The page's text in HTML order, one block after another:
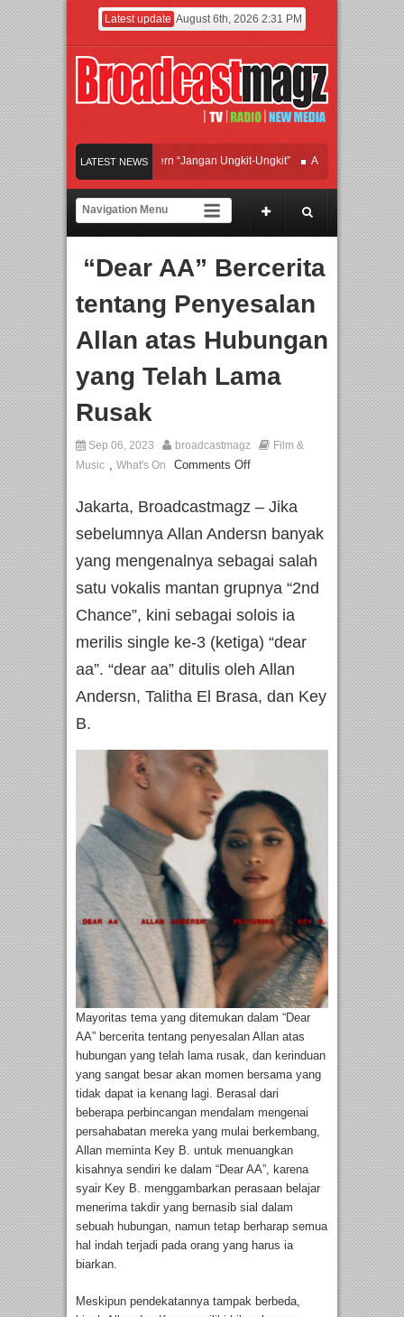
Latest update August 6th, 2026 2:31 PM
LATEST NEWS
Afan Hadirkan Hipdut Modern “Jangan Ungkit-Ungkit” APMF 2026 Dorong
Rayakan Perpaduan Warisan Dan Semangat Lokal, BIRKENSTOCK INDONESIA
Twilite Orchestra Presents The Beatles & Queen – feat. Marcello Tahitoe dan
“Dear AA” Bercerita
tentang Penyesalan
Allan atas Hubungan
yang Telah Lama
Rusak
Sep 06, 2023 broadcastmagz
Film &
Music , What's On Comments Off
Jakarta, Broadcastmagz – Jika
sebelumnya Allan Andersn banyak
yang mengenalnya sebagai salah
satu vokalis mantan grupnya “2nd
Chance”, kini sebagai solois ia
merilis single ke-3 (ketiga) “dear
aa”. “dear aa” ditulis oleh Allan
Andersn, Talitha El Brasa, dan Key
B.
Mayoritas tema yang ditemukan dalam “Dear
AA” bercerita tentang penyesalan Allan atas
hubungan yang telah lama rusak, dan kerinduan
yang sangat besar akan momen bersama yang
tidak dapat ia kenang lagi. Berasal dari
beberapa perbincangan mendalam mengenai
persahabatan mereka yang mulai berkembang,
Allan meminta Key B. untuk menuangkan
kisahnya sendiri ke dalam “Dear AA”, karena
syair Key B. menggambarkan perasaan belajar
menerima takdir yang bernasib sial dalam
sebuah hubungan, namun tetap berharap semua
hal indah terjadi pada orang yang harus ia
biarkan.
Meskipun pendekatannya tampak berbeda,